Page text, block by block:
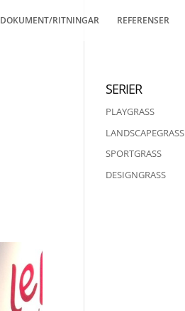
DOKUMENT/RITNINGAR REFERENSER
SERIER
PLAYGRASS
LANDSCAPEGRASS
SPORTGRASS
DESIGNGRASS